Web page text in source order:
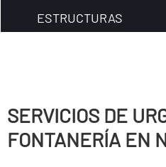
ESTRUCTURAS
SERVICIOS DE
FONTANERÍ­A EN